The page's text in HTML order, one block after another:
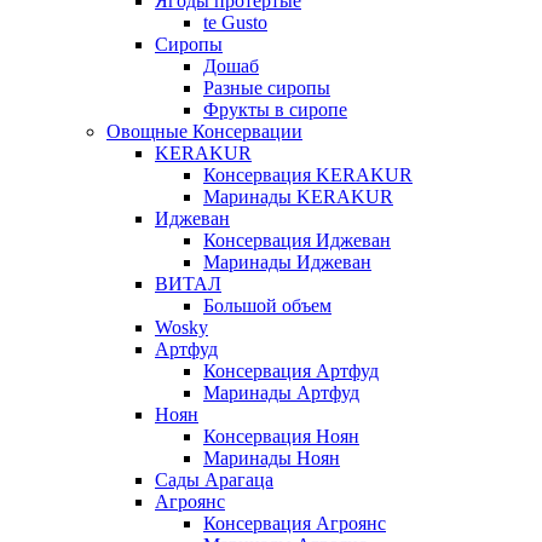
te Gusto
Сиропы
Дошаб
Разные сиропы
Фрукты в сиропе
Овощные Консервации
KERAKUR
Консервация KERAKUR
Маринады KERAKUR
Иджеван
Консервация Иджеван
Маринады Иджеван
ВИТАЛ
Большой объем
Wosky
Артфуд
Консервация Артфуд
Маринады Артфуд
Ноян
Консервация Ноян
Маринады Ноян
Сады Арагаца
Агроянс
Консервация Агроянс